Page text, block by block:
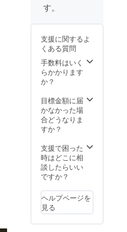
す。 ＊
弱い古
民家で
すの
で、音
が大き
は不可
となり
ます。
＊宿泊
ビスも
提供し
ている
為、早
程のご
相談を
お願い
致しま
は、ご
にチ
ケット
利用の
旨とお
名前を
下さ
い。 ＊
電話or
浮木
ページ
からお
問い合
わせ頂
す。 ＊
予約状
況によ
り希望
2022年
日から
・有効
期限：
2023年
10月末
・飲み
放題：
11:00 -
0:00 ・
最大10
名まで
＊予約
の際に
なりま
すの
で、備
考欄に
す。
支援に関するよ
くある質問
手数料はいく
らかかります
か？
目標金額に届
かなかった場
合どうなりま
すか？
支援で困った
時はどこに相
談したらいい
ですか？
ヘルプページを
見る